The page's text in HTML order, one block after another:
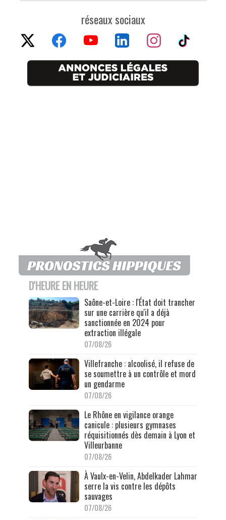
réseaux sociaux
D'HEURE EN HEURE
Saône-et-Loire : l'État doit trancher
sur une carrière qu'il a déjà
sanctionnée en 2024 pour
extraction illégale
07/08/26
Villefranche : alcoolisé, il refuse de
se soumettre à un contrôle et mord
un gendarme
07/08/26
Le Rhône en vigilance orange
canicule : plusieurs gymnases
réquisitionnés dès demain à Lyon et
Villeurbanne
07/08/26
À Vaulx-en-Velin, Abdelkader Lahmar
serre la vis contre les dépôts
sauvages
07/08/26